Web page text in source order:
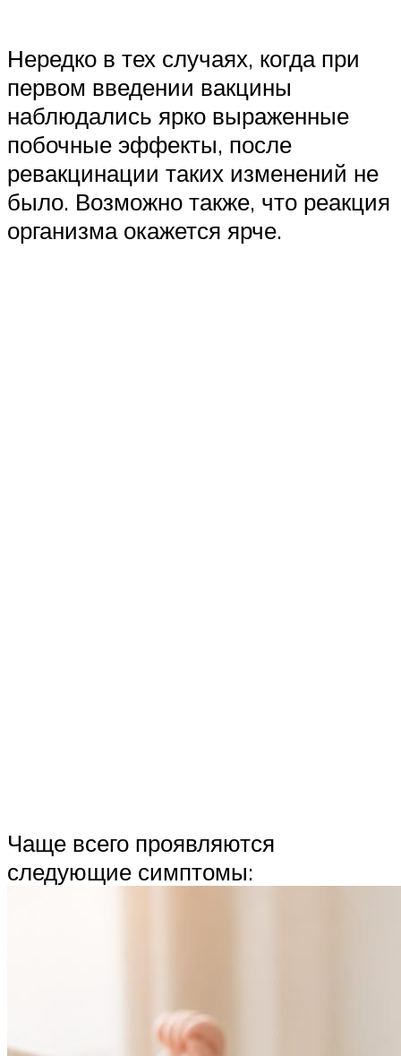
Нередко в тех случаях, когда при
первом введении вакцины
наблюдались ярко выраженные
побочные эффекты, после
ревакцинации таких изменений не
было. Возможно также, что реакция
организма окажется ярче.
Чаще всего проявляются
следующие симптомы: